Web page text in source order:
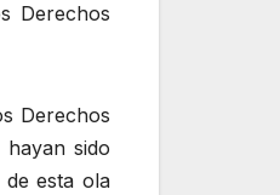
Derechos
Derechos
sido
esta ola